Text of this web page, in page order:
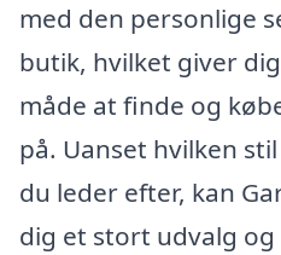
med den personlige
butik, hvilket giver
måde at finde og
på. Uanset hvilken
du leder efter, kan
dig et stort udvalg